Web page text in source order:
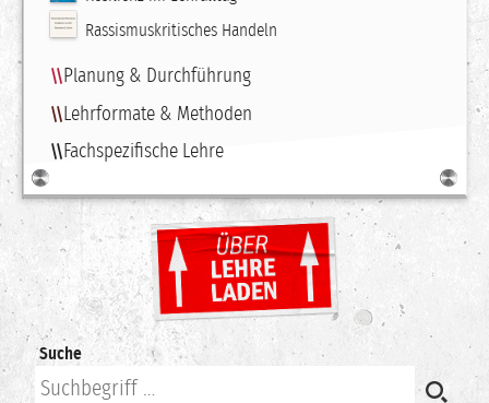
Rassismuskritisches Handeln
Planung & Durchführung
Lehrformate & Methoden
Fachspezifische Lehre
Suche